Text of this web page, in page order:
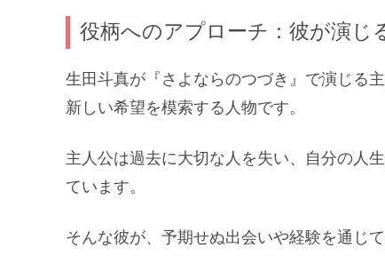
役柄へのアプローチ：彼が演じ
生田斗真が『さよならのつづき』で演じる
新しい希望を模索する人物です。
主人公は過去に大切な人を失い、自分の人
ています。
そんな彼が、予期せぬ出会いや経験を通じ